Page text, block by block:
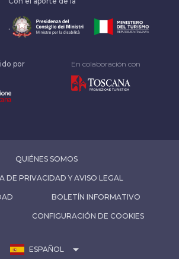
.
por En colaboración con
QUIÉNES SOMOS
DE PRIVACIDAD Y AVISO LEGAL
BOLETÍN INFORMATIVO
CONFIGURACIÓN DE COOKIES
ESPAÑOL arrow_drop_down